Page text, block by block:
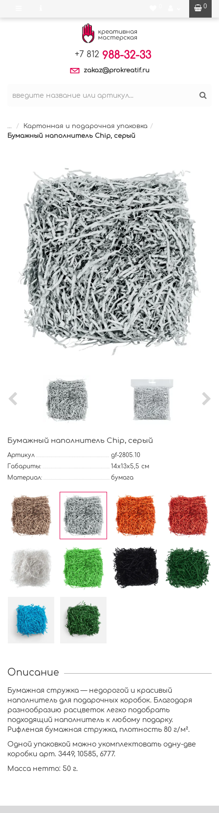
0
+7 812 988-32-33
zakaz@prokreatif.ru
...
Картонная и подарочная упаковка
Бумажный наполнитель Chip, серый
Бумажный наполнитель Chip, серый
Артикул
gf-2805.10
Габариты:
14х13х5,5 см
Материал:
бумага
Описание
Бумажная стружка — недорогой и красивый
наполнитель для подарочных коробок. Благодаря
разнообразию расцветок легко подобрать
подходящий наполнитель к любому подарку.
Рифленая бумажная стружка, плотность 80 г/м².
Одной упаковкой можно укомплектовать одну-две
коробки арт. 3449, 10585, 6777.
Масса нетто: 50 г.